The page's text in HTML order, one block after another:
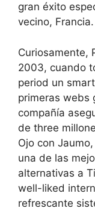
gran éxito
vecino, Francia.
Curiosamente,
2003, cuando
period un
primeras webs
compañía
de three
Ojo con
una de las
alternativas a
well-liked
refrescante